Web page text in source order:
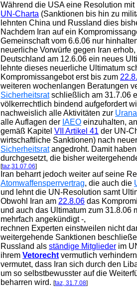
Während die USA eine Resolution
UN-Charta (Sanktionen bis hin zu
lehnten China und Russland dies
Nachdem Iran auf ein
Gemeinschaft vom 6.6.06 nur
neuerliche Vorwürfe gegen Iran
Deutschland am 12.6.06 ein neues
lehnte dieses neuerliche Ultimatum
Kompromissangebot erst bis zum
weiteren wochenlangen Beratungen
Sicherheitsratschließlich am 31.7.06
völkerrechtlich bindend aufgefordert
nachweislich alle Aktivitäten zur
alle Auflagen der IAEO einzuhalten,
gemäß Kapitel VII Artikel 41 der UN-
wirtschaftliche Sanktionen) nach
Sicherheitsratangedroht. Damit
durchgesetzt, die bisher
[taz,31.07.06]
Iran beharrt jedoch weiter auf seine
Atomwaffensperrvertrag, die auch die
und lehnt die UN-Resolution samt
Obwohl Iran am 22.8.06 das
und auch das Ultimatum zum 31.8.06
mehrfach angekündigt -,
rechnen Experten einstweilen nicht
weitergehende Sanktionen
Russland als ständige Mitglieder im
ihrem Vetorecht vermutlich
vermutet, dass Iran sich durch den
um so selbstbewusster auf die
beharren wird. [taz, 31.7.08]